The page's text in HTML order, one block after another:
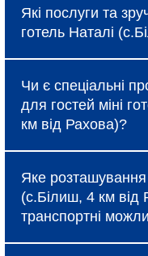
Рахова)
типу номеру,
пропозицій, про
бронювання.
Які послуги та
готель Наталі
безкоштовний Wi-
сніданок (за
Наталі (с.Білиш, 4
додаткові
фітнес-центр,
аеропорту.
Чи є спеціальні
для гостей міні
км від Рахова)?
регулярно
ранньому
сімейного
отримання
Яке розташування
(с.Білиш, 4 км від
транспортні